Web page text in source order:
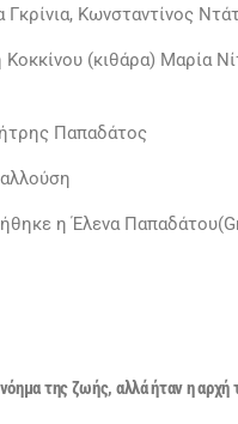
Γκρίνια, Κωνσταντίνος
(κιθάρα) Μαρία
Παπαδάτος
η Έλενα
της ζωής, αλλά ήταν η αρχή